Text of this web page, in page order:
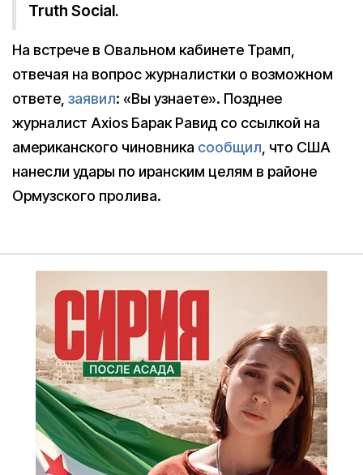
Truth Social.
На встрече в Овальном кабинете Трамп,
отвечая на вопрос журналистки о возможном
ответе, заявил: «Вы узнаете». Позднее
журналист Axios Барак Равид со ссылкой на
американского чиновника сообщил, что США
нанесли удары по иранским целям в районе
Ормузского пролива.